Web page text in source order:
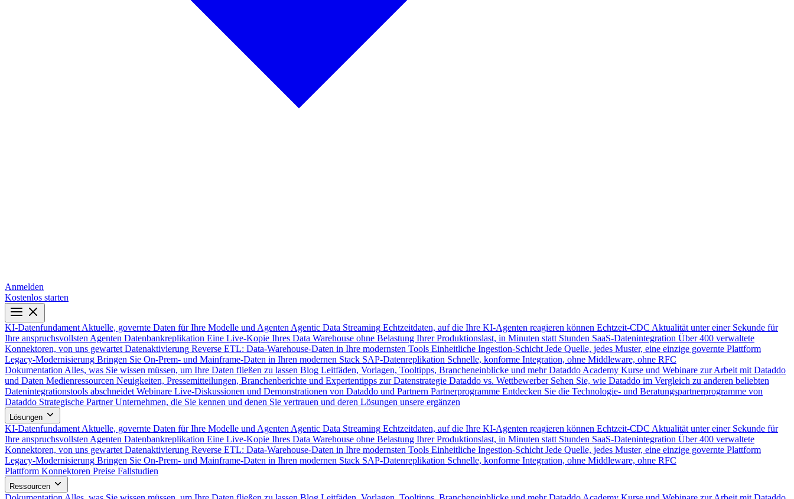
Anmelden
Kostenlos starten
KI-Datenfundament Aktuelle, governte Daten für Ihre Modelle und Agenten Agentic Data Streaming Echtzeitdaten, auf die Ihre KI-Agenten reagieren können Echtzeit-CDC Aktualität unter einer Sekunde für
Ihre anspruchsvollsten Agenten Datenbankreplikation Eine Live-Kopie Ihres Data Warehouse ohne Belastung Ihrer Produktionslast, in Minuten statt Stunden SaaS-Datenintegration Über 400 verwaltete
Konnektoren, von uns gewartet Datenaktivierung Reverse ETL: Data-Warehouse-Daten in Ihre modernsten Tools Einheitliche Ingestion-Schicht Jede Quelle, jedes Muster, eine einzige governte Plattform
Legacy-Modernisierung Bringen Sie On-Prem- und Mainframe-Daten in Ihren modernen Stack SAP-Datenreplikation Schnelle, konforme Integration, ohne Middleware, ohne RFC
Dokumentation Alles, was Sie wissen müssen, um Ihre Daten fließen zu lassen Blog Leitfäden, Vorlagen, Tooltipps, Brancheneinblicke und mehr Dataddo Academy Kurse und Webinare zur Arbeit mit Dataddo
und Daten Medienressourcen Neuigkeiten, Pressemitteilungen, Branchenberichte und Expertentipps zur Datenstrategie Dataddo vs. Wettbewerber Sehen Sie, wie Dataddo im Vergleich zu anderen beliebten
Datenintegrationstools abschneidet Webinare Live-Diskussionen und Demonstrationen von Dataddo und Partnern Partnerprogramme Entdecken Sie die Technologie- und Beratungspartnerprogramme von
Dataddo Strategische Partner Unternehmen, die Sie kennen und denen Sie vertrauen und deren Lösungen unsere ergänzen
Lösungen
KI-Datenfundament Aktuelle, governte Daten für Ihre Modelle und Agenten Agentic Data Streaming Echtzeitdaten, auf die Ihre KI-Agenten reagieren können Echtzeit-CDC Aktualität unter einer Sekunde für
Ihre anspruchsvollsten Agenten Datenbankreplikation Eine Live-Kopie Ihres Data Warehouse ohne Belastung Ihrer Produktionslast, in Minuten statt Stunden SaaS-Datenintegration Über 400 verwaltete
Konnektoren, von uns gewartet Datenaktivierung Reverse ETL: Data-Warehouse-Daten in Ihre modernsten Tools Einheitliche Ingestion-Schicht Jede Quelle, jedes Muster, eine einzige governte Plattform
Legacy-Modernisierung Bringen Sie On-Prem- und Mainframe-Daten in Ihren modernen Stack SAP-Datenreplikation Schnelle, konforme Integration, ohne Middleware, ohne RFC
Plattform Konnektoren Preise Fallstudien
Ressourcen